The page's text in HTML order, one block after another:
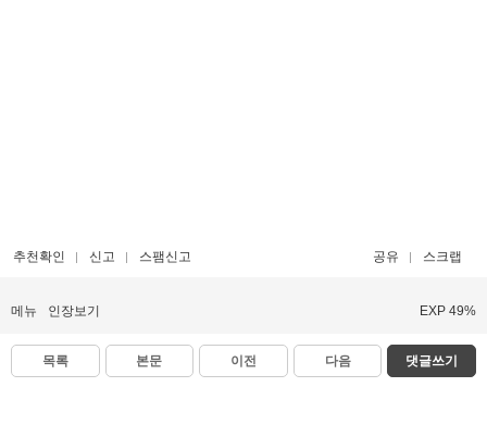
추천확인 신고 스팸신고 공유 스크랩
메뉴 인장보기 EXP 49%
목록 본문 이전 다음 댓글쓰기